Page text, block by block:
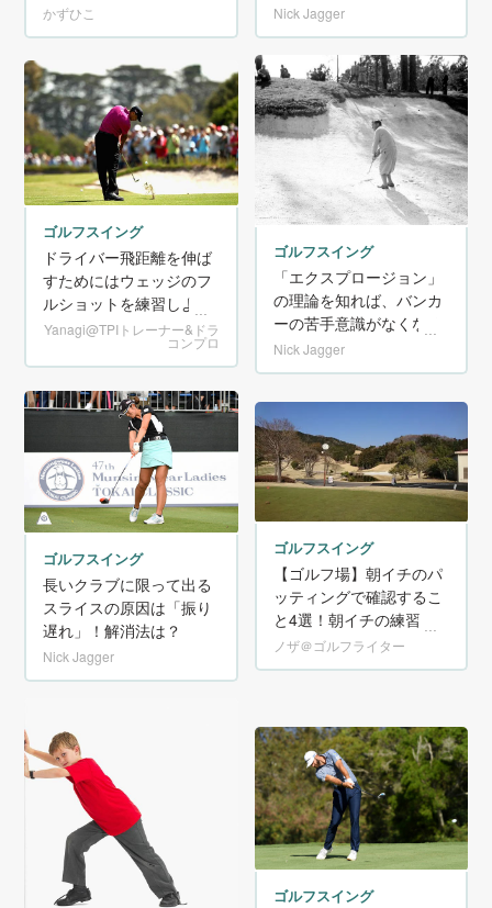
かずひこ Nick Jagger
ゴルフスイング
ドライバー飛距離を伸ば
すためにはウェッジのフ
ルショットを練習しよ
う！
Yanagi@TPIトレーナー&ドラ
コンプロ
ゴルフスイング
「エクスプロージョン」
の理論を知れば、バンカ
ーの苦手意識がなくなる
Nick Jagger
ゴルフスイング
長いクラブに限って出る
スライスの原因は「振り
遅れ」！解消法は？
Nick Jagger
ゴルフスイング
【ゴルフ場】朝イチのパ
ッティングで確認するこ
と4選！朝イチの練習で
スコアが変わる！
ノザ＠ゴルフライター
ゴルフスイング